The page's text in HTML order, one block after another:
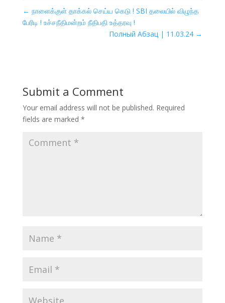
← நாளைக்குள் தாக்கல் செய்ய கெடு ! SBI தலையில் விழுந்த
பேரிடி ! உச்சநீதிமன்றம் நீதிபதி உத்தரவு !
Полный Абзац | 11.03.24 →
Submit a Comment
Your email address will not be published. Required
fields are marked *